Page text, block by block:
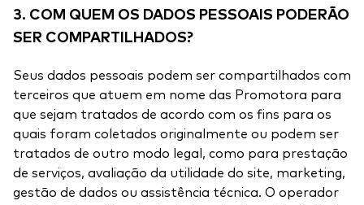
3. COM QUEM OS DADOS PESSOAIS PODERÃO
SER COMPARTILHADOS?
Seus dados pessoais podem ser compartilhados com
terceiros que atuem em nome das Promotora para
que sejam tratados de acordo com os fins para os
quais foram coletados originalmente ou podem ser
tratados de outro modo legal, como para prestação
de serviços, avaliação da utilidade do site, marketing,
gestão de dados ou assistência técnica. O operador